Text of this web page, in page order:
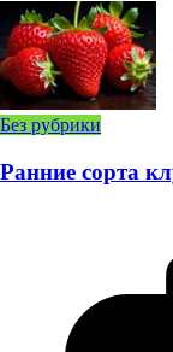
Без рубрики
Ранние сорта